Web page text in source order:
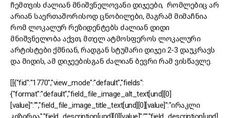
ჩემთვის ძალიან მნიშვნელოვანი დიჯეები, რომლებიც არ
არიან საერთაშორისოდ ცნობილები, მაგრამ მიმაჩნია
რომ ლოკალურ რეზიდენტებს ძალიან დიდი
მნიშვნელობა აქვთ, მთელ ატმოსფეროს ლოკალური
არტისტები ქმნიან, რადგან სტუმარი დიჯეი 2-3 დაუკრავს
და მიდის, ამ დიჯეებისგან ძალიან ბევრი რამ ვისწავლე.
[[{"fid":"1770","view_mode":"default","fields":
{"format":"default","field_file_image_alt_text[und][0]
[value]":"","field_file_image_title_text[und][0][value]":"ირაკლი